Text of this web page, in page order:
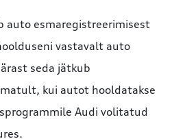
auto esmaregistreerimisest
vastavalt auto
seda jätkub
kui autot hooldatakse
Audi volitatud